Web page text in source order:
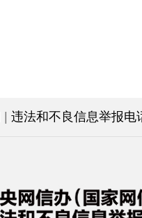
违法和不良信息举报电